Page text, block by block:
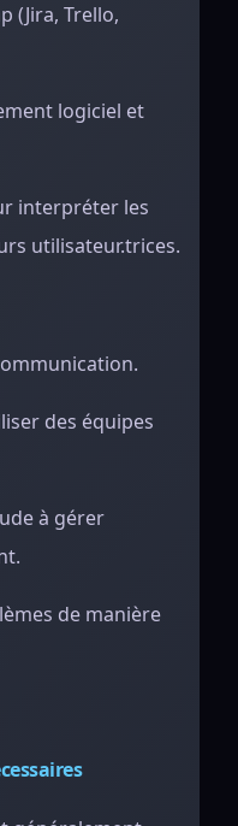
(Jira, Trello,
logiciel et
interpréter les
utilisateur.trices.
des équipes
à gérer
de manière